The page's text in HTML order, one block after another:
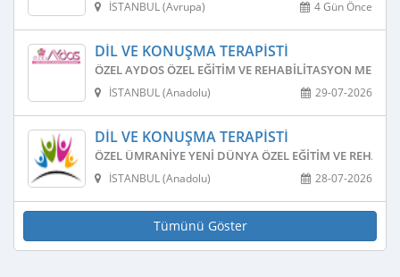
4 Gün Önce
İSTANBUL (Avrupa)
DIL VE KONUŞMA TERAPISTI
ÖZEL AYDOS ÖZEL EĞITIM VE REHABILITASYON
29-07-2026
İSTANBUL (Anadolu)
DIL VE KONUŞMA TERAPISTI
ÖZEL ÜMRANIYE YENI DÜNYA ÖZEL EĞITIM VE
28-07-2026
İSTANBUL (Anadolu)
Tümünü Göster